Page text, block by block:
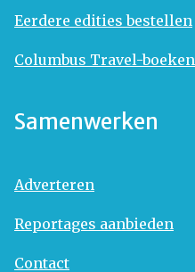
Eerdere edities bestellen
Columbus Travel-boeken
Samenwerken
Adverteren
Reportages aanbieden
Contact